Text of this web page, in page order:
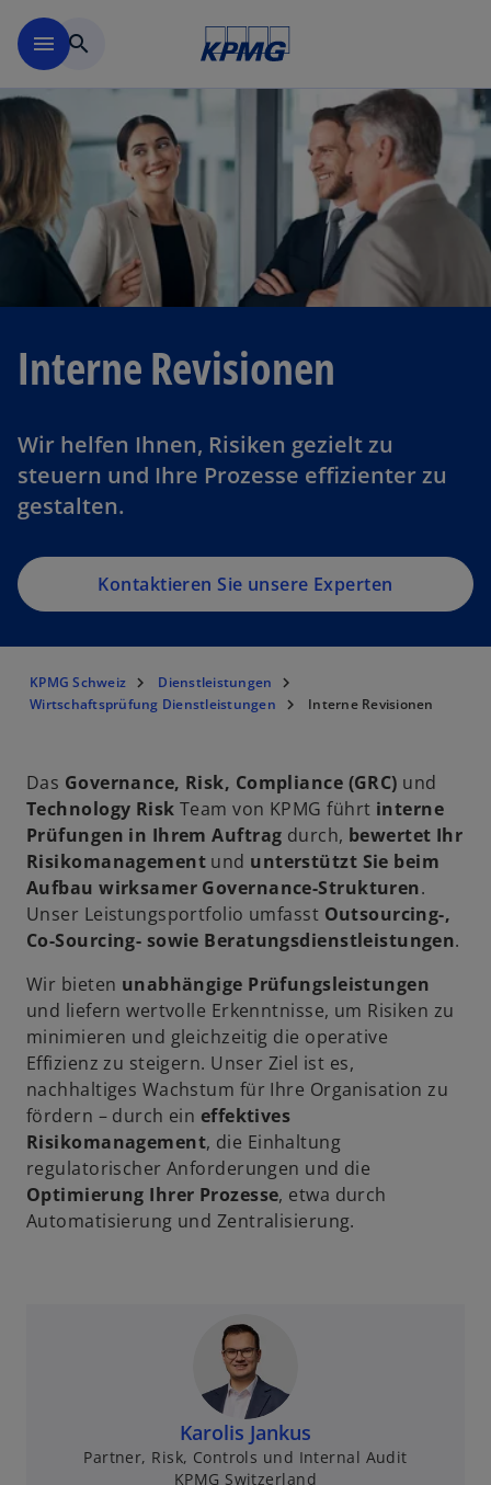
menu search
Interne Revisionen
Wir helfen Ihnen, Risiken gezielt zu
steuern und Ihre Prozesse effizienter zu
gestalten.
Kontaktieren Sie unsere Experten
KPMG Schweiz
Dienstleistungen
Wirtschaftsprüfung Dienstleistungen
Interne Revisionen
Das Governance, Risk, Compliance (GRC) und
Technology RiskTeam von KPMG führt interne
Prüfungen in Ihrem Auftrag durch, bewertet Ihr
Risikomanagement und unterstützt Sie beim
Aufbau wirksamer Governance-Strukturen.
Unser Leistungsportfolio umfasst Outsourcing-,
Co-Sourcing- sowie Beratungsdienstleistungen.
Wir bieten unabhängige Prüfungsleistungen
und liefern wertvolle Erkenntnisse, um Risiken zu
minimieren und gleichzeitig die operative
Effizienz zu steigern. Unser Ziel ist es,
nachhaltiges Wachstum für Ihre Organisation zu
fördern – durch ein effektives
Risikomanagement, die Einhaltung
regulatorischer Anforderungen und die
Optimierung Ihrer Prozesse, etwa durch
Automatisierung und Zentralisierung.
Karolis Jankus
Partner, Risk, Controls und Internal Audit
KPMG Switzerland